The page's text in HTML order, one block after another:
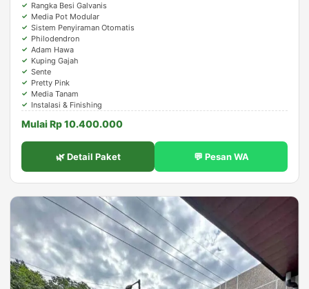
Rangka Besi Galvanis
Media Pot Modular
Sistem Penyiraman Otomatis
Philodendron
Adam Hawa
Kuping Gajah
Sente
Pretty Pink
Media Tanam
Instalasi & Finishing
Mulai Rp 10.400.000
🌿 Detail Paket 💬 Pesan WA